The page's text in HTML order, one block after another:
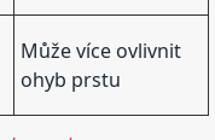
Může více ovlivnit
ohyb prstu